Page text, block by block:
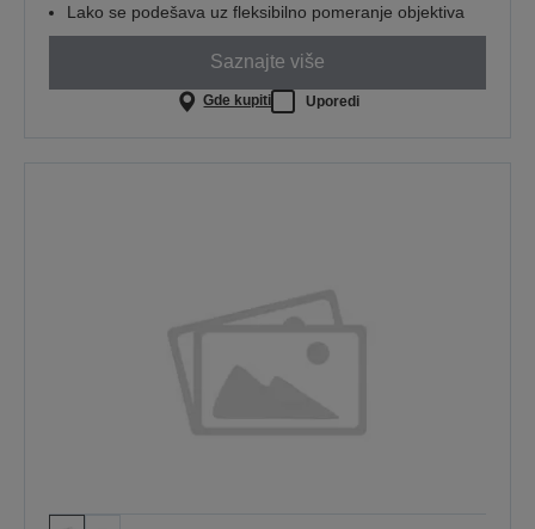
Lako se podešava uz fleksibilno pomeranje objektiva
Saznajte više
Gde kupiti Uporedi